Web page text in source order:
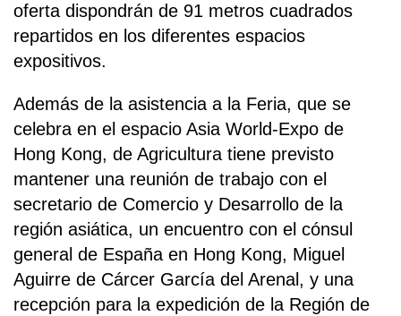
oferta dispondrán de 91 metros cuadrados
repartidos en los diferentes espacios
expositivos.
Además de la asistencia a la Feria, que se
celebra en el espacio Asia World-Expo de
Hong Kong, de Agricultura tiene previsto
mantener una reunión de trabajo con el
secretario de Comercio y Desarrollo de la
región asiática, un encuentro con el cónsul
general de España en Hong Kong, Miguel
Aguirre de Cárcer García del Arenal, y una
recepción para la expedición de la Región de